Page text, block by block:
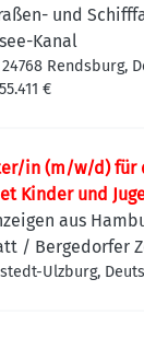
und
Kanal
Rendsburg,
€
in (m/w/d) für
Kinder und
aus
/ Bergedorfer
Wochenblatt /
Ulzburg,